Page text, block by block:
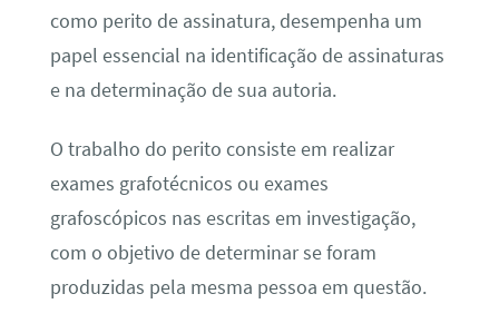
como perito de assinatura, desempenha um
papel essencial na identificação de assinaturas
e na determinação de sua autoria.
O trabalho do perito consiste em realizar
exames grafotécnicos ou exames
grafoscópicos nas escritas em investigação,
com o objetivo de determinar se foram
produzidas pela mesma pessoa em questão.